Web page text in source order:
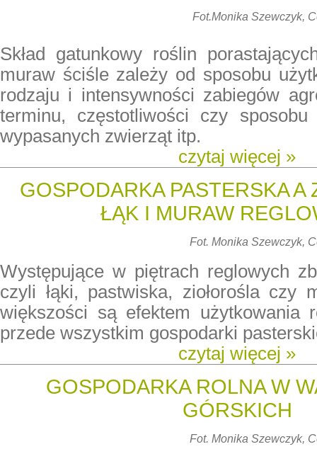
Fot.Monika Szewczyk,
Skład gatunkowy roślin
muraw ściśle zależy od sposobu
rodzaju i intensywności zabiegów
terminu, częstotliwości czy sposobu
wypasanych zwierząt itp.
czytaj więcej »
GOSPODARKA PASTERSKA A
ŁĄK I MURAW
Fot. Monika Szewczyk,
Występujące w piętrach reglowych
czyli łąki, pastwiska, ziołorośla czy
większości są efektem użytkowania
przede wszystkim gospodarki
czytaj więcej »
GOSPODARKA ROLNA W
GÓRSKICH
Fot. Monika Szewczyk,